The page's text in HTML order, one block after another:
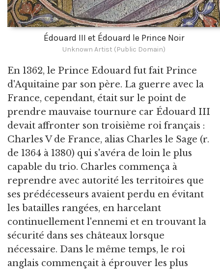
Édouard III et Édouard le Prince Noir
Unknown Artist (Public Domain)
En 1362, le Prince Edouard fut fait Prince
d'Aquitaine par son père. La guerre avec la
France, cependant, était sur le point de
prendre mauvaise tournure car Édouard III
devait affronter son troisième roi français :
Charles V de France, alias Charles le Sage (r.
de 1364 à 1380) qui s'avéra de loin le plus
capable du trio. Charles commença à
reprendre avec autorité les territoires que
ses prédécesseurs avaient perdu en évitant
les batailles rangées, en harcelant
continuellement l'ennemi et en trouvant la
sécurité dans ses châteaux lorsque
nécessaire. Dans le même temps, le roi
anglais commençait à éprouver les plus